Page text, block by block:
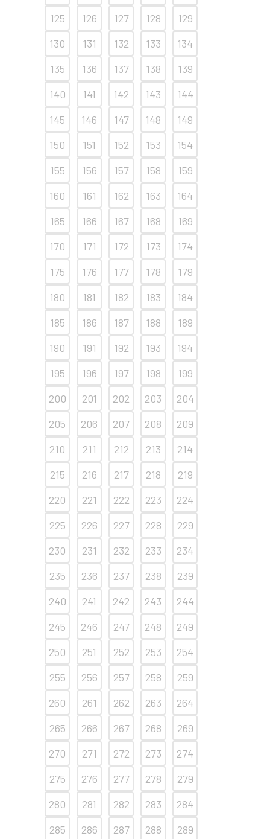
125
126 127 128
129
130
131 132 133
134
135
136 137 138
139
140
141 142 143
144
145
146 147 148
149
150
151 152 153
154
155
156 157 158
159
160
161 162 163
164
165
166 167 168
169
170
171 172 173
174
175
176 177 178
179
180
181 182 183
184
185
186 187 188
189
190
191 192 193
194
195
196 197 198
199
200
201 202 203
204
205
206 207 208
209
210
211 212 213
214
215
216 217 218
219
220
221 222 223
224
225
226 227 228
229
230
231 232 233
234
235
236 237 238
239
240
241 242 243
244
245
246 247 248
249
250
251 252 253
254
255
256 257 258
259
260
261 262 263
264
265
266 267 268
269
270
271 272 273
274
275
276 277 278
279
280
281 282 283
284
285
286 287 288
289